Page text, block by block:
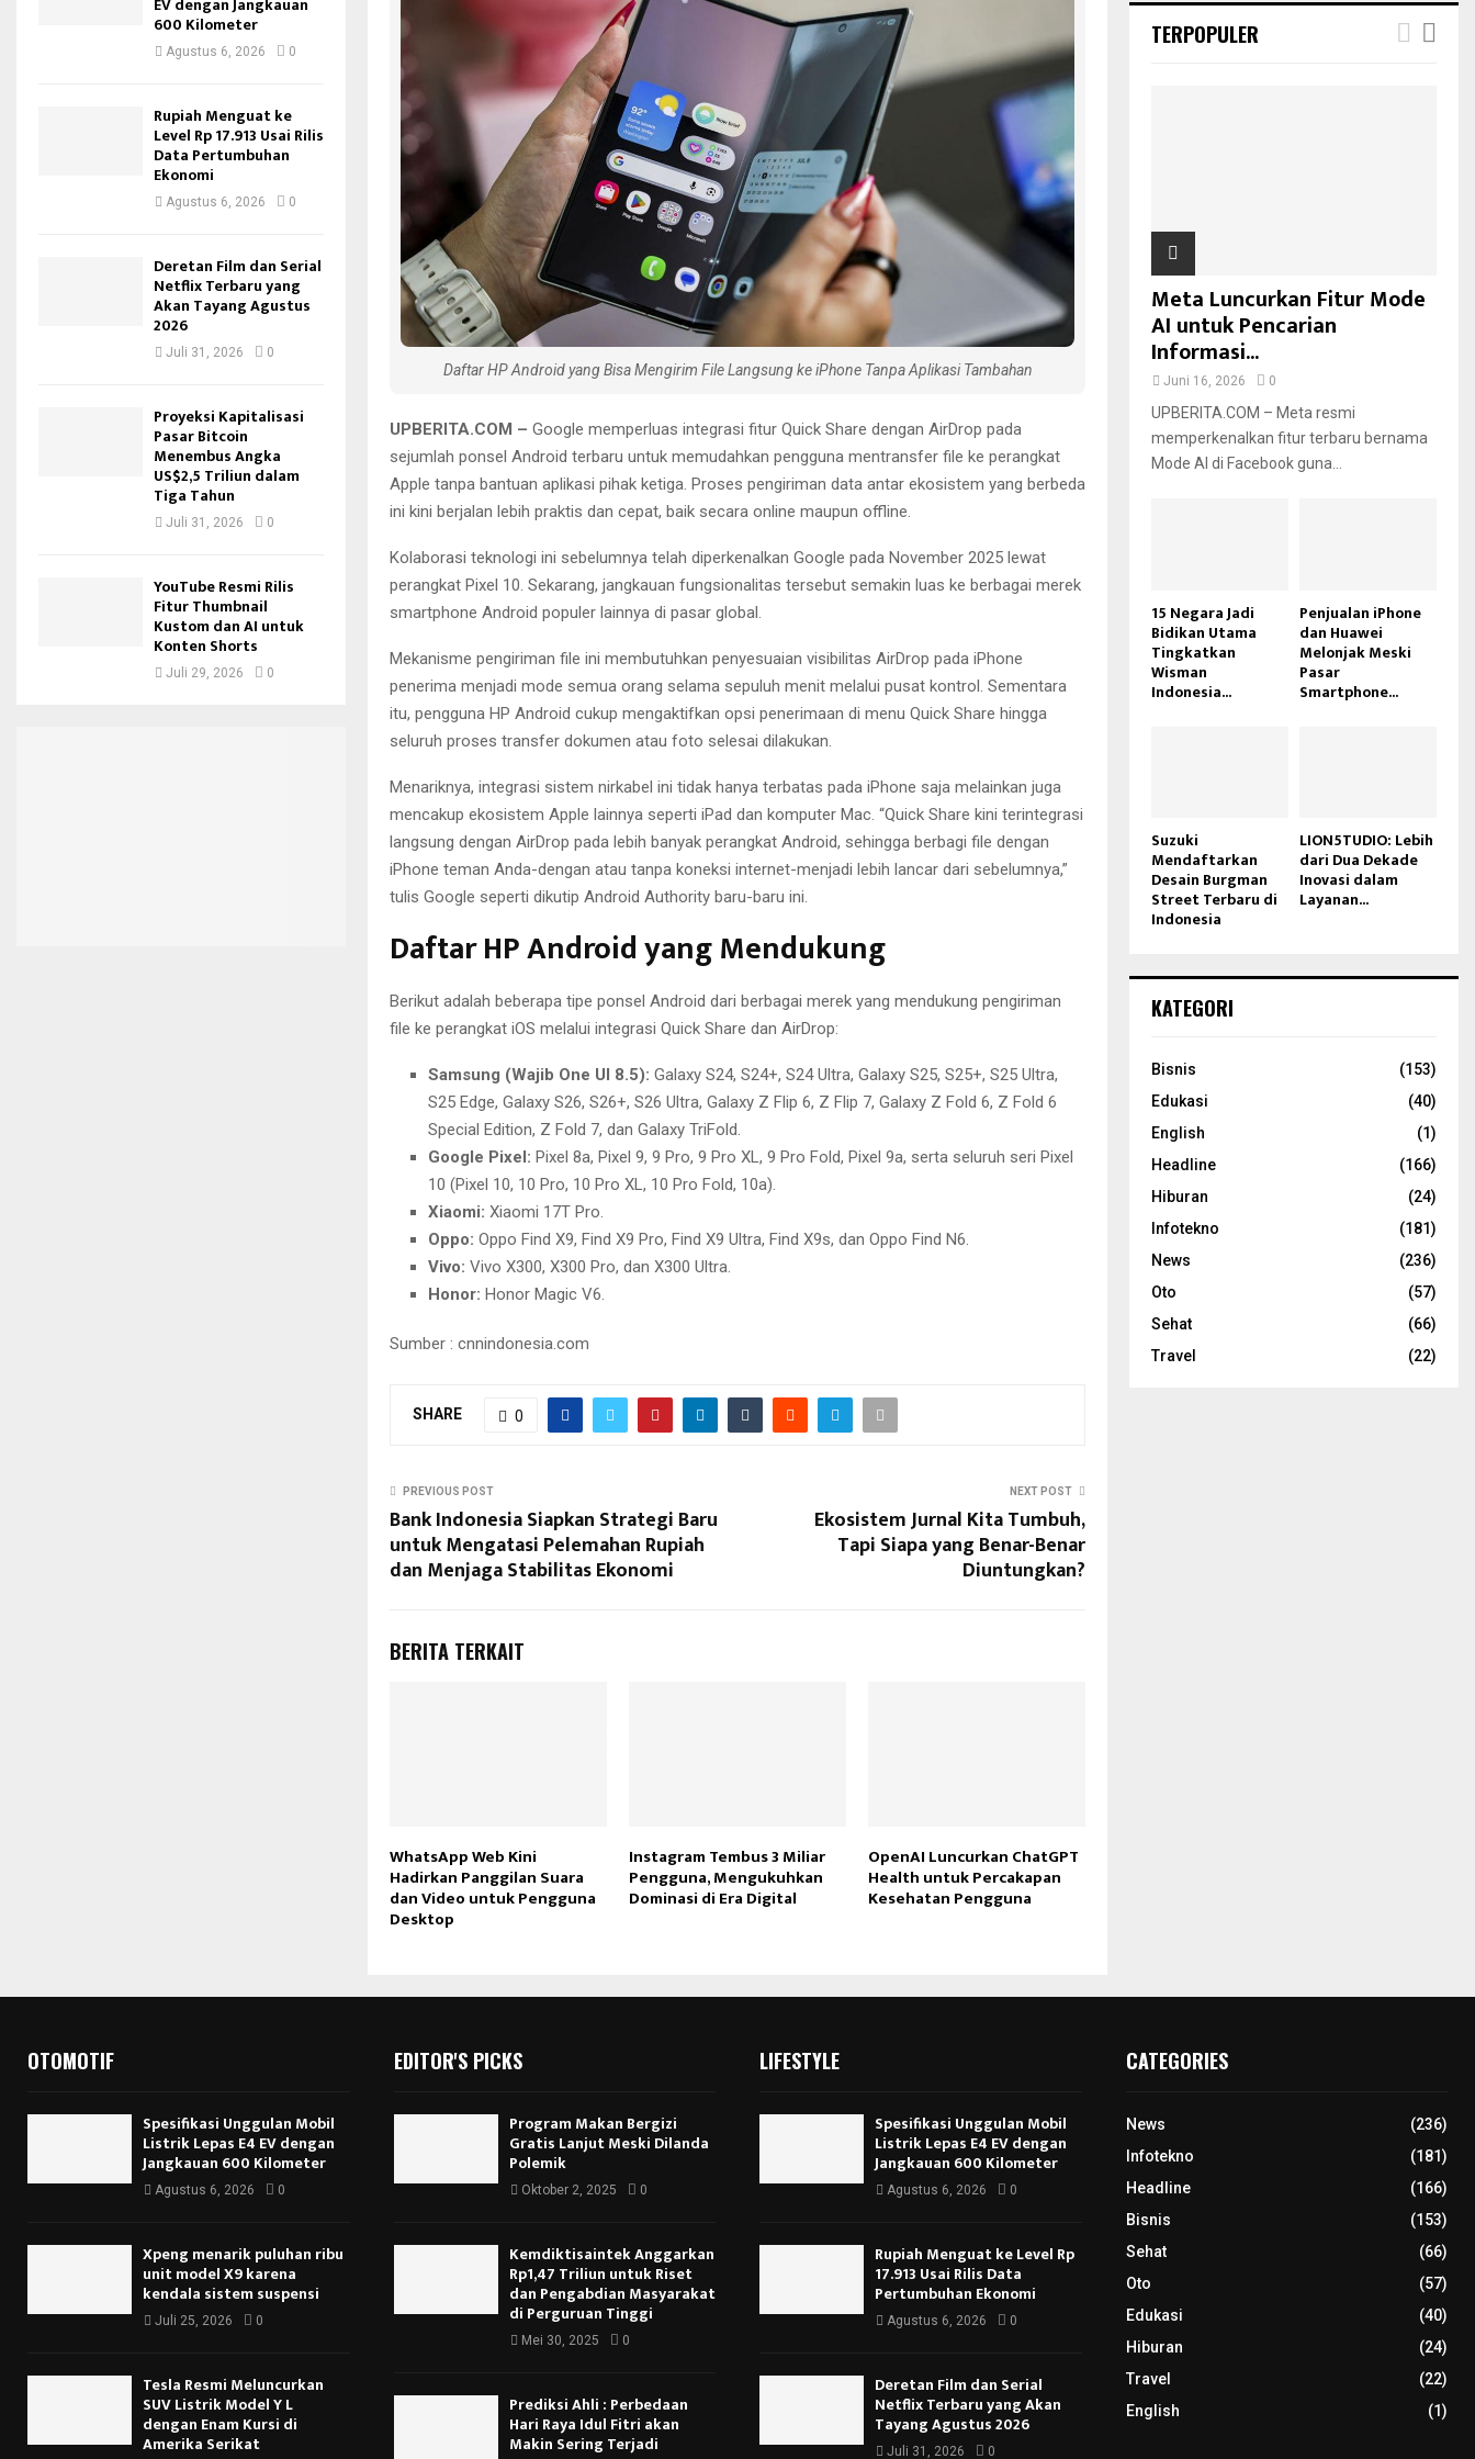
Daftar HP Android yang Bisa Mengirim File Langsung ke iPhone Tanpa Aplikasi Tambahan
UPBERITA.COM – Google memperluas integrasi fitur Quick Share dengan AirDrop pada
sejumlah ponsel Android terbaru untuk memudahkan pengguna mentransfer file ke perangkat
Apple tanpa bantuan aplikasi pihak ketiga. Proses pengiriman data antar ekosistem yang berbeda
ini kini berjalan lebih praktis dan cepat, baik secara online maupun offline.
Kolaborasi teknologi ini sebelumnya telah diperkenalkan Google pada November 2025 lewat
perangkat Pixel 10. Sekarang, jangkauan fungsionalitas tersebut semakin luas ke berbagai merek
smartphone Android populer lainnya di pasar global.
Mekanisme pengiriman file ini membutuhkan penyesuaian visibilitas AirDrop pada iPhone
penerima menjadi mode semua orang selama sepuluh menit melalui pusat kontrol. Sementara
itu, pengguna HP Android cukup mengaktifkan opsi penerimaan di menu Quick Share hingga
seluruh proses transfer dokumen atau foto selesai dilakukan.
Menariknya, integrasi sistem nirkabel ini tidak hanya terbatas pada iPhone saja melainkan juga
mencakup ekosistem Apple lainnya seperti iPad dan komputer Mac. “Quick Share kini terintegrasi
langsung dengan AirDrop pada lebih banyak perangkat Android, sehingga berbagi file dengan
iPhone teman Anda-dengan atau tanpa koneksi internet-menjadi lebih lancar dari sebelumnya,”
tulis Google seperti dikutip Android Authority baru-baru ini.
Daftar HP Android yang Mendukung
Berikut adalah beberapa tipe ponsel Android dari berbagai merek yang mendukung pengiriman
file ke perangkat iOS melalui integrasi Quick Share dan AirDrop:
Samsung (Wajib One UI 8.5): Galaxy S24, S24+, S24 Ultra, Galaxy S25, S25+, S25 Ultra,
S25 Edge, Galaxy S26, S26+, S26 Ultra, Galaxy Z Flip 6, Z Flip 7, Galaxy Z Fold 6, Z Fold 6
Special Edition, Z Fold 7, dan Galaxy TriFold.
Google Pixel: Pixel 8a, Pixel 9, 9 Pro, 9 Pro XL, 9 Pro Fold, Pixel 9a, serta seluruh seri Pixel
10 (Pixel 10, 10 Pro, 10 Pro XL, 10 Pro Fold, 10a).
Xiaomi: Xiaomi 17T Pro.
Oppo: Oppo Find X9, Find X9 Pro, Find X9 Ultra, Find X9s, dan Oppo Find N6.
Vivo: Vivo X300, X300 Pro, dan X300 Ultra.
Honor: Honor Magic V6.
Sumber : cnnindonesia.com
SHARE 0
PREVIOUS POST
Bank Indonesia Siapkan Strategi Baru
untuk Mengatasi Pelemahan Rupiah
dan Menjaga Stabilitas Ekonomi
NEXT POST
Ekosistem Jurnal Kita Tumbuh,
Tapi Siapa yang Benar-Benar
Diuntungkan?
BERITA TERKAIT
WhatsApp Web Kini
Hadirkan Panggilan Suara
dan Video untuk Pengguna
Desktop
Instagram Tembus 3 Miliar
Pengguna, Mengukuhkan
Dominasi di Era Digital
OpenAI Luncurkan ChatGPT
Health untuk Percakapan
Kesehatan Pengguna
600 Kilometer
Agustus 6, 2026 0
Rupiah Menguat ke
Level Rp 17.913 Usai Rilis
Data Pertumbuhan
Ekonomi
Agustus 6, 2026 0
Deretan Film dan Serial
Netflix Terbaru yang
Akan Tayang Agustus
2026
Juli 31, 2026 0
Proyeksi Kapitalisasi
Pasar Bitcoin
Menembus Angka
US$2,5 Triliun dalam
Tiga Tahun
Juli 31, 2026 0
YouTube Resmi Rilis
Fitur Thumbnail
Kustom dan AI untuk
Konten Shorts
Juli 29, 2026 0
TERPOPULER
Meta Luncurkan Fitur Mode
AI untuk Pencarian
Informasi...
Juni 16, 2026 0
UPBERITA.COM – Meta resmi
memperkenalkan fitur terbaru bernama
Mode AI di Facebook guna...
15 Negara Jadi
Bidikan Utama
Tingkatkan
Wisman
Indonesia...
Penjualan iPhone
dan Huawei
Melonjak Meski
Pasar
Smartphone...
Suzuki
Mendaftarkan
Desain Burgman
Street Terbaru di
Indonesia
LION5TUDIO: Lebih
dari Dua Dekade
Inovasi dalam
Layanan...
KATEGORI
Bisnis
(153)
Edukasi
(40)
English
(1)
Headline
(166)
Hiburan
(24)
Infotekno
(181)
News
(236)
Oto
(57)
Sehat
(66)
Travel
(22)
OTOMOTIF
Spesifikasi Unggulan Mobil
Listrik Lepas E4 EV dengan
Jangkauan 600 Kilometer
Agustus 6, 2026 0
Xpeng menarik puluhan ribu
unit model X9 karena
kendala sistem suspensi
Juli 25, 2026 0
Tesla Resmi Meluncurkan
SUV Listrik Model Y L
dengan Enam Kursi di
Amerika Serikat
EDITOR'S PICKS
Program Makan Bergizi
Gratis Lanjut Meski Dilanda
Polemik
Oktober 2, 2025 0
Kemdiktisaintek Anggarkan
Rp1,47 Triliun untuk Riset
dan Pengabdian Masyarakat
di Perguruan Tinggi
Mei 30, 2025 0
Prediksi Ahli : Perbedaan
Hari Raya Idul Fitri akan
Makin Sering Terjadi
LIFESTYLE
Spesifikasi Unggulan Mobil
Listrik Lepas E4 EV dengan
Jangkauan 600 Kilometer
Agustus 6, 2026 0
Rupiah Menguat ke Level Rp
17.913 Usai Rilis Data
Pertumbuhan Ekonomi
Agustus 6, 2026 0
Deretan Film dan Serial
Netflix Terbaru yang Akan
Tayang Agustus 2026
Juli 31, 2026 0
CATEGORIES
News
(236)
Infotekno
(181)
Headline
(166)
Bisnis
(153)
Sehat
(66)
Oto
(57)
Edukasi
(40)
Hiburan
(24)
Travel
(22)
English
(1)